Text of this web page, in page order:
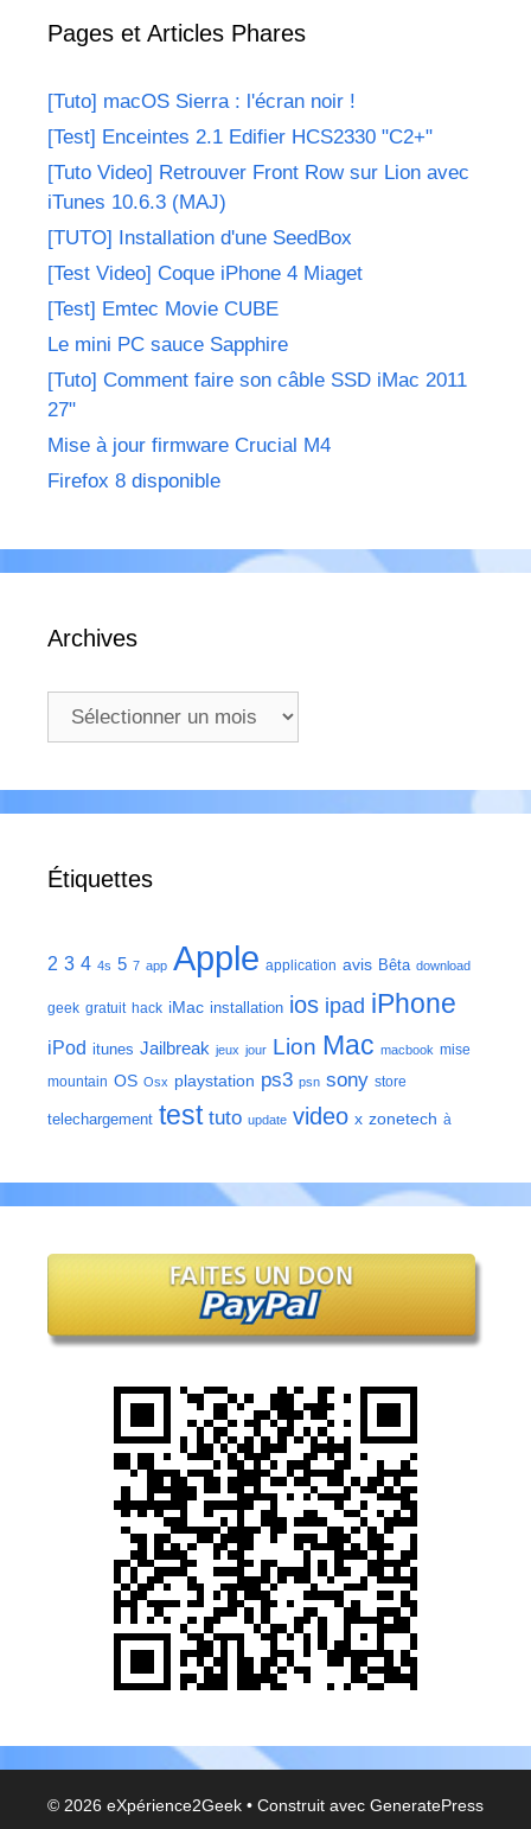
Pages et Articles Phares
[Tuto] macOS Sierra : l'écran noir !
[Test] Enceintes 2.1 Edifier HCS2330 "C2+"
[Tuto Video] Retrouver Front Row sur Lion avec
iTunes 10.6.3 (MAJ)
[TUTO] Installation d'une SeedBox
[Test Video] Coque iPhone 4 Miaget
[Test] Emtec Movie CUBE
Le mini PC sauce Sapphire
[Tuto] Comment faire son câble SSD iMac 2011
27"
Mise à jour firmware Crucial M4
Firefox 8 disponible
Archives
Archives
Étiquettes
2 3 4 4s 5 7 app Apple application avis Bêta download
geek gratuit hack iMac installation ios ipad iPhone
iPod itunes Jailbreak jeux jour Lion Mac macbook mise
mountain OS Osx playstation ps3 psn sony store
telechargement test tuto update video x zonetech à
© 2026 eXpérience2Geek • Construit avec GeneratePress